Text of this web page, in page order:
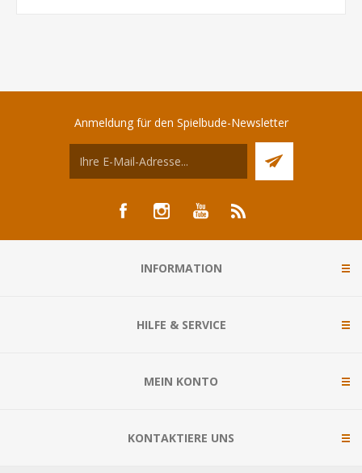
Anmeldung für den Spielbude-Newsletter
INFORMATION
HILFE & SERVICE
MEIN KONTO
KONTAKTIERE UNS